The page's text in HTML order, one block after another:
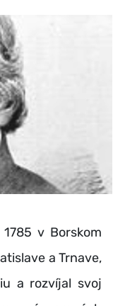
v Borskom
a Trnave,
a rozvíjal svoj